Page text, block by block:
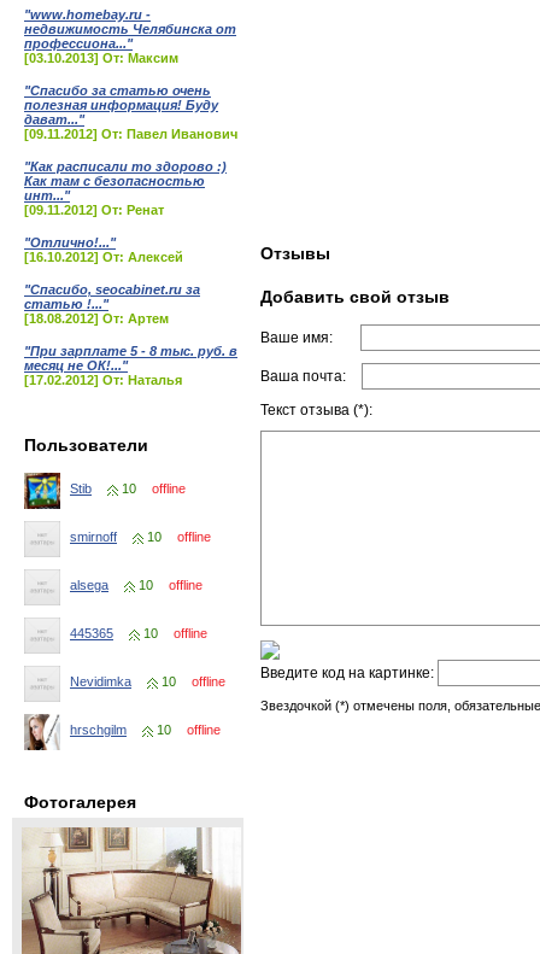
"www.homebay.ru -
недвижимость Челябинска от
профессиона..."
[03.10.2013] От: Максим
"Спасибо за статью очень
полезная информация! Буду
дават..."
[09.11.2012] От: Павел Иванович
"Как расписали то здорово :)
Как там с безопасностью
инт..."
[09.11.2012] От: Ренат
"Отлично!..."
[16.10.2012] От: Алексей
"Спасибо, seocabinet.ru за
статью !..."
[18.08.2012] От: Артем
"При зарплате 5 - 8 тыс. руб. в
месяц не ОК!..."
[17.02.2012] От: Наталья
Пользователи
Stib 10 offline
smirnoff 10 offline
alsega 10 offline
445365 10 offline
Nevidimka 10 offline
hrschgilm 10 offline
Фотогалерея
Отзывы
Добавить свой отзыв
Ваше имя:
Ваша почта:
Текст отзыва (*):
Введите код на картинке:
Звездочкой (*) отмечены поля,